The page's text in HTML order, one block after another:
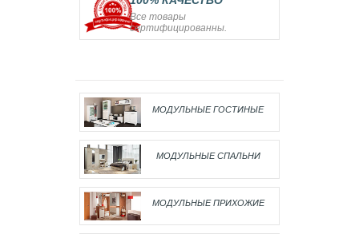
Все товары
сертифицированны.
МОДУЛЬНЫЕ ГОСТИНЫЕ
МОДУЛЬНЫЕ СПАЛЬНИ
МОДУЛЬНЫЕ ПРИХОЖИЕ